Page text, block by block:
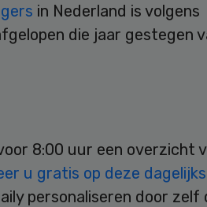
in Nederland is volgens
die jaar gestegen
8:00 uur een overzicht
u gratis op deze
personaliseren door zelf